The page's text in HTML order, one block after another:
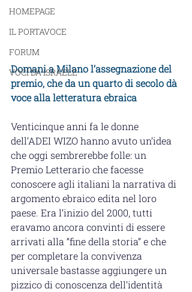
HOMEPAGE
IL PORTAVOCE
FORUM
VOCI DA ISRAELE
Domani a Milano l’assegnazione del
premio, che da un quarto di secolo dà
voce alla letteratura ebraica
Venticinque anni fa le donne
dell’ADEI WIZO hanno avuto un’idea
che oggi sembrerebbe folle: un
Premio Letterario che facesse
conoscere agli italiani la narrativa di
argomento ebraico edita nel loro
paese. Era l’inizio del 2000, tutti
eravamo ancora convinti di essere
arrivati alla “fine della storia” e che
per completare la convivenza
universale bastasse aggiungere un
pizzico di conoscenza dell’identità